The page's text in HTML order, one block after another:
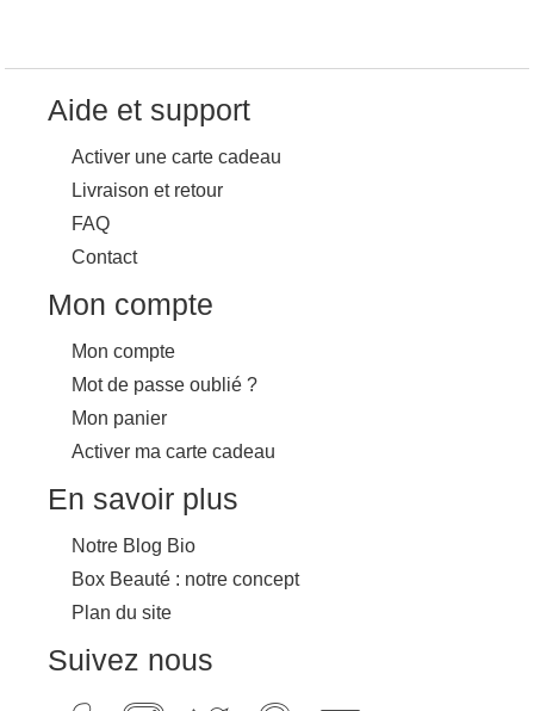
Aide et support
Activer une carte cadeau
Livraison et retour
FAQ
Contact
Mon compte
Mon compte
Mot de passe oublié ?
Mon panier
Activer ma carte cadeau
En savoir plus
Notre Blog Bio
Box Beauté : notre concept
Plan du site
Suivez nous